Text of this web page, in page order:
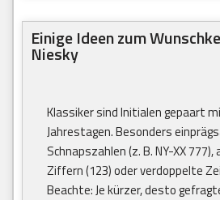
Einige Ideen zum
Niesky
Klassiker sind Initialen gepaart
Jahrestagen. Besonders
Schnapszahlen (z. B. NY-XX
Ziffern (123) oder verdoppelte
Beachte: Je kürzer, desto